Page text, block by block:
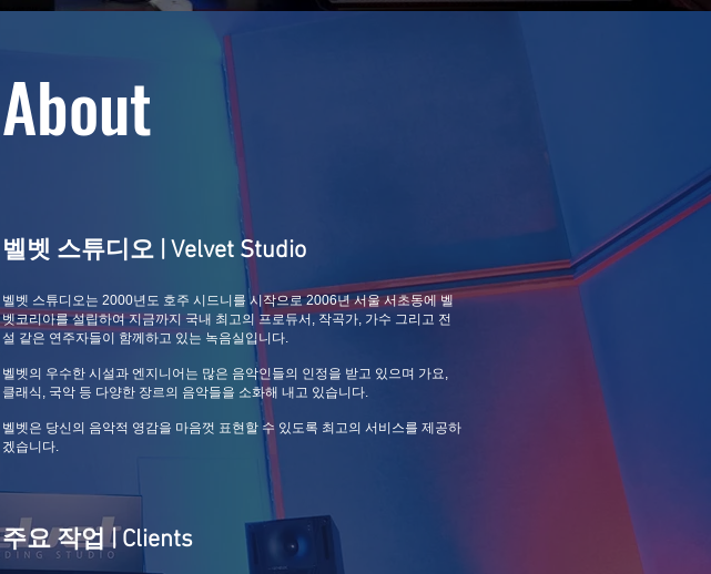
About
벨벳 스튜디오 | Velvet Studio
벨벳 스튜디오는 2000년도 호주 시드니를 시작으로 2006년 서울 서초동에 벨
벳코리아를 설립하여 지금까지 국내 최고의 프로듀서, 작곡가, 가수 그리고 전
설 같은 연주자들이 함께하고 있는 녹음실입니다.
벨벳의 우수한 시설과 엔지니어는 많은 음악인들의 인정을 받고 있으며 가요,
클래식, 국악 등 다양한 장르의 음악들을 소화해 내고 있습니다.
벨벳은 당신의 음악적 영감을 마음껏 표현할 수 있도록 최고의 서비스를 제공하
겠습니다.
주요 작업 | Clients